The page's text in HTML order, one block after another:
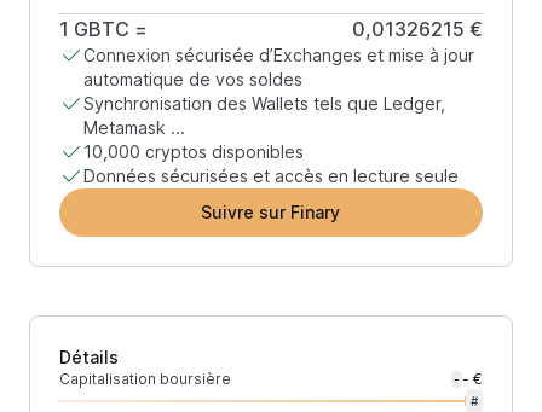
1 GBTC = 0,01326215 €
Connexion sécurisée d’Exchanges et mise à jour
automatique de vos soldes
Synchronisation des Wallets tels que Ledger,
Metamask ...
10,000 cryptos disponibles
Données sécurisées et accès en lecture seule
Suivre sur Finary
Détails
Capitalisation boursière - - €
#